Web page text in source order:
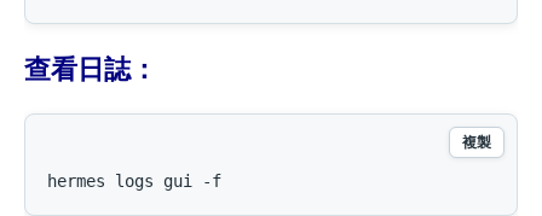
查看日誌：
複製
hermes logs gui -f